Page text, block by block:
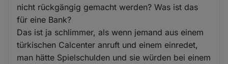
nicht rückgängig gemacht werden? Was ist das
für eine Bank?
Das ist ja schlimmer, als wenn jemand aus einem
türkischen Calcenter anruft und einem einredet,
man hätte Spielschulden und sie würden bei einem